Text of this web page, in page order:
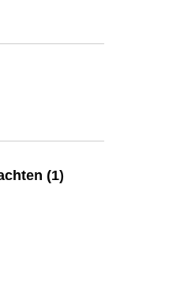
(1)